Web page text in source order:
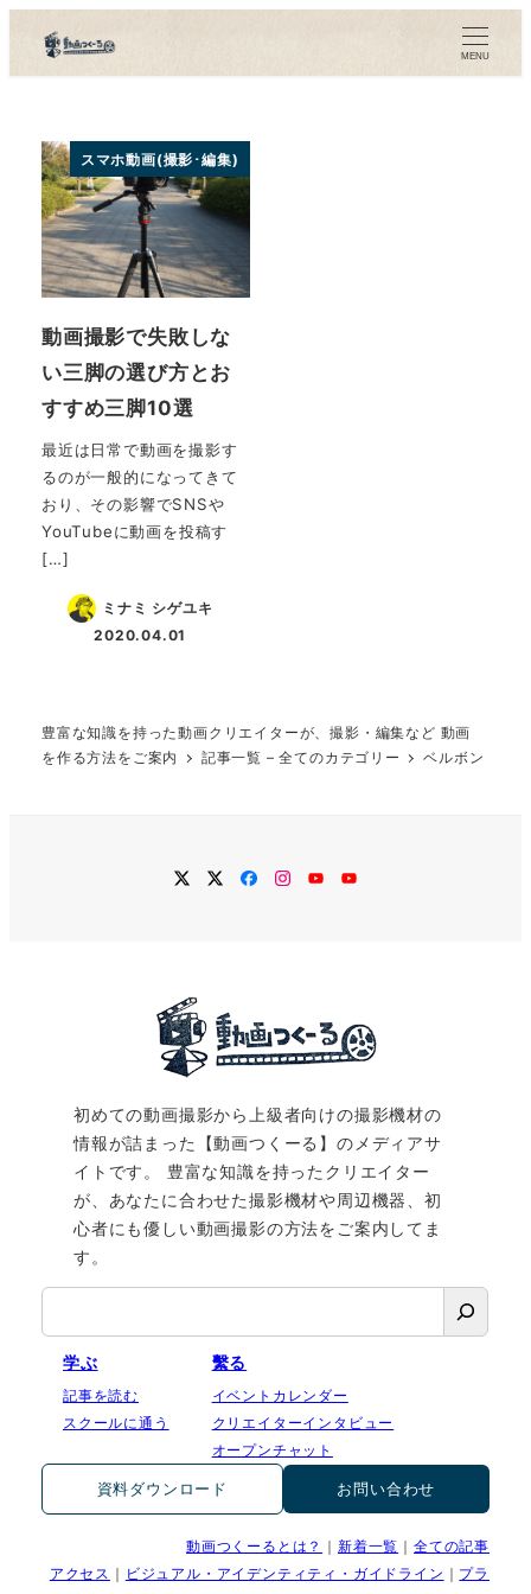
MENU
スマホ動画(撮影･編集)
動画撮影で失敗しな
い三脚の選び方とお
すすめ三脚10選
最近は日常で動画を撮影す
るのが一般的になってきて
おり、その影響でSNSや
YouTubeに動画を投稿す
[…]
ミナミ シゲユキ
投稿日
2020.04.01
豊富な知識を持った動画クリエイターが、撮影・編集など 動画
を作る方法をご案内
記事一覧 – 全てのカテゴリー ベルボン
twitterTwitter
Facebook
Instagram
YouTubeYouTube
初めての動画撮影から上級者向けの撮影機材の
情報が詰まった【動画つくーる】のメディアサ
イトです。 豊富な知識を持ったクリエイター
が、あなたに合わせた撮影機材や周辺機器、初
心者にも優しい動画撮影の方法をご案内してま
す。
学ぶ
記事を読む
スクールに通う
繫る
イベントカレンダー
クリエイターインタビュー
オープンチャット
資料ダウンロード お問い合わせ
動画つくーるとは？ ｜ 新着一覧 ｜ 全ての記事
アクセス ｜ ビジュアル・アイデンティティ・ガイドライン ｜ プラ